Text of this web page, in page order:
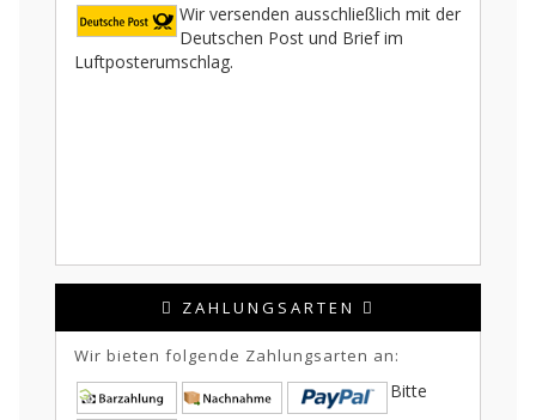
Wir versenden ausschließlich mit der
Deutschen Post und Brief im
Luftposterumschlag.
ZAHLUNGSARTEN
Wir bieten folgende Zahlungsarten an:
Bitte